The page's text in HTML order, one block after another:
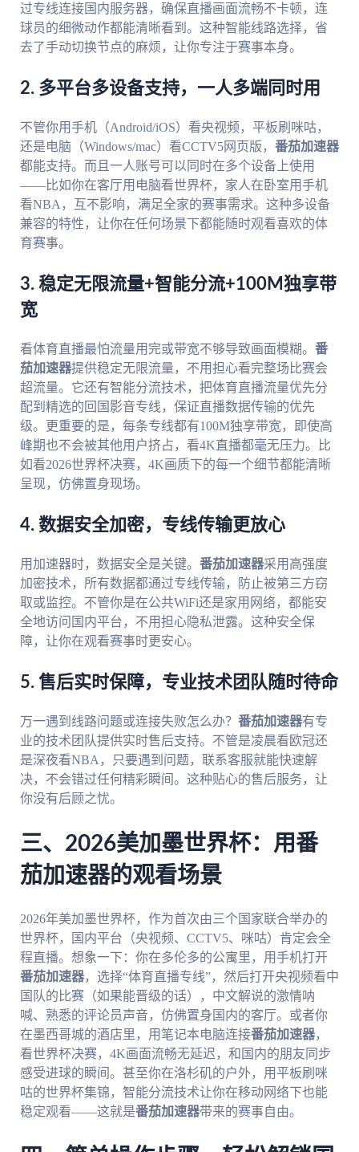
过专线连接国内服务器，确保直播画面流畅不卡顿，连
球员的细微动作都能清晰看到。这种智能线路选择，省
去了手动切换节点的麻烦，让你专注于赛事本身。
2. 多平台多设备支持，一人多端同时用
不管你用手机（Android/iOS）看央视频，平板刷咪咕，
还是电脑（Windows/mac）看CCTV5网页版， 番茄加速器
都能支持。而且一人账号可以同时在多个设备上使用
——比如你在客厅用电脑看世界杯，家人在卧室用手机
看NBA，互不影响，满足全家的赛事需求。这种多设备
兼容的特性，让你在任何场景下都能随时观看喜欢的体
育赛事。
3. 稳定无限流量+智能分流+100M独享带
宽
看体育直播最怕流量用完或带宽不够导致画面模糊。 番
茄加速器提供稳定无限流量，不用担心看完整场比赛会
超流量。它还有智能分流技术，把体育直播流量优先分
配到精选的回国影音专线，保证直播数据传输的优先
级。更重要的是，每条专线都有100M独享带宽，即使高
峰期也不会被其他用户挤占，看4K直播都毫无压力。比
如看2026世界杯决赛，4K画质下的每一个细节都能清晰
呈现，仿佛置身现场。
4. 数据安全加密，专线传输更放心
用加速器时，数据安全是关键。 番茄加速器采用高强度
加密技术，所有数据都通过专线传输，防止被第三方窃
取或监控。不管你是在公共WiFi还是家用网络，都能安
全地访问国内平台，不用担心隐私泄露。这种安全保
障，让你在观看赛事时更安心。
5. 售后实时保障，专业技术团队随时待命
万一遇到线路问题或连接失败怎么办？ 番茄加速器有专
业的技术团队提供实时售后支持。不管是凌晨看欧冠还
是深夜看NBA，只要遇到问题，联系客服就能快速解
决，不会错过任何精彩瞬间。这种贴心的售后服务，让
你没有后顾之忧。
三、2026美加墨世界杯：用番
茄加速器的观看场景
2026年美加墨世界杯，作为首次由三个国家联合举办的
世界杯，国内平台（央视频、CCTV5、咪咕）肯定会全
程直播。想象一下：你在多伦多的公寓里，用手机打开
番茄加速器，选择“体育直播专线”，然后打开央视频看中
国队的比赛（如果能晋级的话），中文解说的激情呐
喊、熟悉的评论员声音，仿佛置身国内的客厅。或者你
在墨西哥城的酒店里，用笔记本电脑连接番茄加速器，
看世界杯决赛，4K画面流畅无延迟，和国内的朋友同步
感受进球的瞬间。甚至你在洛杉矶的户外，用平板刷咪
咕的世界杯集锦，智能分流技术让你在移动网络下也能
稳定观看——这就是番茄加速器带来的赛事自由。